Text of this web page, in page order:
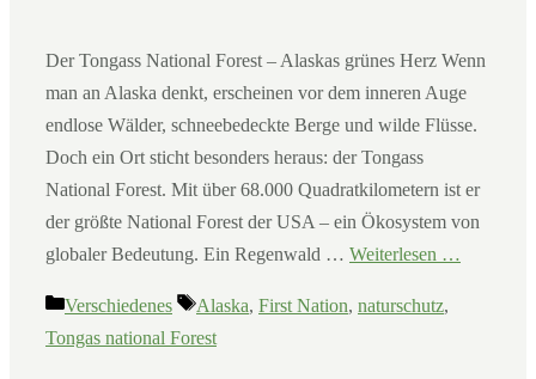
Der Tongass National Forest – Alaskas grünes Herz Wenn
man an Alaska denkt, erscheinen vor dem inneren Auge
endlose Wälder, schneebedeckte Berge und wilde Flüsse.
Doch ein Ort sticht besonders heraus: der Tongass
National Forest. Mit über 68.000 Quadratkilometern ist er
der größte National Forest der USA – ein Ökosystem von
globaler Bedeutung. Ein Regenwald … Weiterlesen …
Kategorien
Verschiedenes Schlagwörter
Alaska, First Nation, naturschutz,
Tongas national Forest